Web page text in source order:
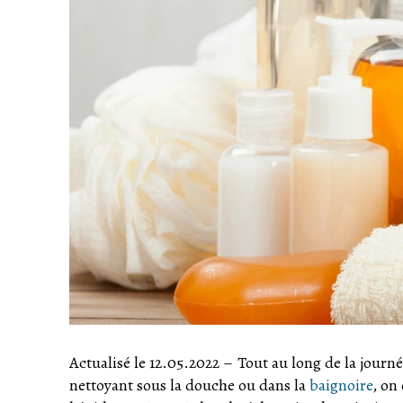
Actualisé le 12.05.2022 – Tout au long de la
nettoyant sous la douche ou dans labaignoire, on